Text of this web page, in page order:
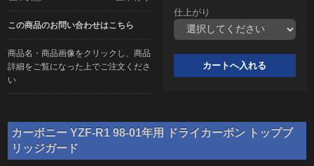
この商品のお問い合わせはこちら
商品名・商品画像をクリックし、商品
詳細をご覧になった上でご注文くださ
い
仕上がり
カーボニー YZF-R1 98-01年用 ドライカーボン トップブ
リッジガード